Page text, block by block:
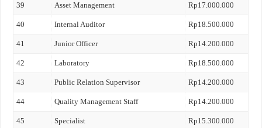
39 Asset Management Rp17.000.000
40 Internal Auditor Rp18.500.000
41 Junior Officer Rp14.200.000
42 Laboratory Rp18.500.000
43 Public Relation Supervisor Rp14.200.000
44 Quality Management Staff Rp14.200.000
45 Specialist Rp15.300.000